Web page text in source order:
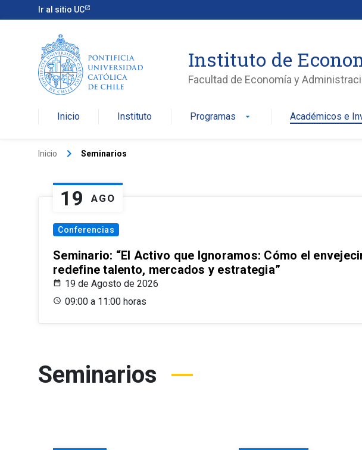
Ir al sitio UC
Instituto de
Facultad de Economía y
Inicio Instituto Programas arrow_drop_down Académicos e
Inicio keyboard_arrow_right Seminarios
19 AGO
Conferencias
Seminario: “El Activo que Ignoramos: Cómo el
redefine talento, mercados y estrategia”
19 de Agosto de 2026
09:00 a 11:00 horas
Seminarios